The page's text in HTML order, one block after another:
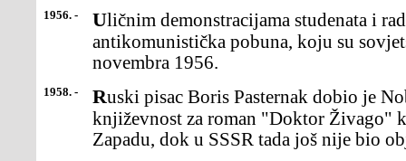
1956. - Uličnim demonstracijama studenata i radnika u Mađarskoj je počela
antikomunistička pobuna, koju su
novembra 1956.
1958. - Ruski pisac Boris Pasternak dobio je Nobelovu nagradu za
književnost za roman "Doktor Živago"
Zapadu, dok u SSSR tada još nije bio